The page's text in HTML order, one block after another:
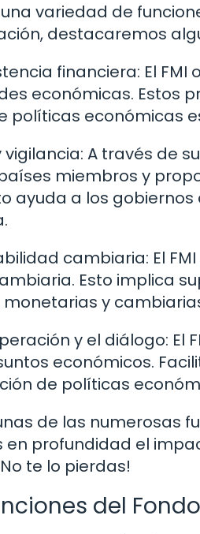
una variedad de
destacaremos
financiera: El
económicas. Estos
políticas económicas
A través de
miembros y
ayuda a los
cambiaria: El
Esto implica
y
y el diálogo:
económicos.
de políticas
de las numerosas
profundidad el
te lo pierdas!
del